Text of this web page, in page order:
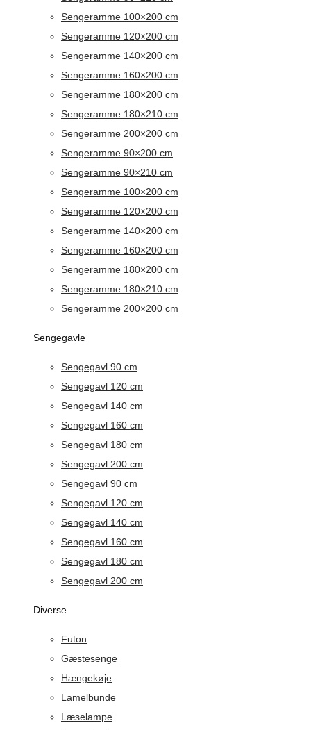
Sengeramme 100×200 cm
Sengeramme 120×200 cm
Sengeramme 140×200 cm
Sengeramme 160×200 cm
Sengeramme 180×200 cm
Sengeramme 180×210 cm
Sengeramme 200×200 cm
Sengeramme 90×200 cm
Sengeramme 90×210 cm
Sengeramme 100×200 cm
Sengeramme 120×200 cm
Sengeramme 140×200 cm
Sengeramme 160×200 cm
Sengeramme 180×200 cm
Sengeramme 180×210 cm
Sengeramme 200×200 cm
Sengegavle
Sengegavl 90 cm
Sengegavl 120 cm
Sengegavl 140 cm
Sengegavl 160 cm
Sengegavl 180 cm
Sengegavl 200 cm
Sengegavl 90 cm
Sengegavl 120 cm
Sengegavl 140 cm
Sengegavl 160 cm
Sengegavl 180 cm
Sengegavl 200 cm
Diverse
Futon
Gæstesenge
Hængekøje
Lamelbunde
Læselampe